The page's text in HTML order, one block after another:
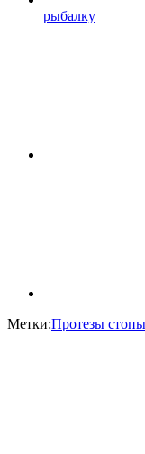
рыбалку
Метки:Протезы